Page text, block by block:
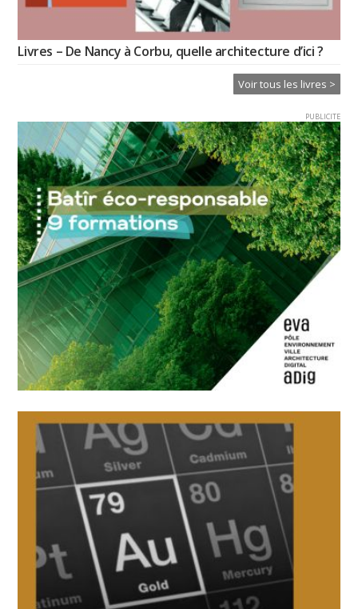
Livres – De Nancy à Corbu, quelle architecture d’ici ?
Voir tous les livres >
PUBLICITE